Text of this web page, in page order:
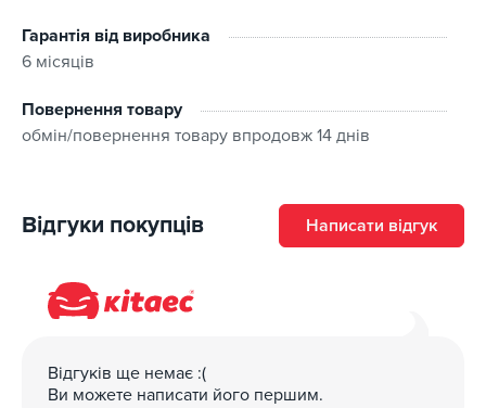
Гарантія від виробника
6 місяців
Повернення товару
обмін/повернення товару впродовж 14 днів
Відгуки покупців Написати відгук
Відгуків ще немає :(
Ви можете написати його першим.